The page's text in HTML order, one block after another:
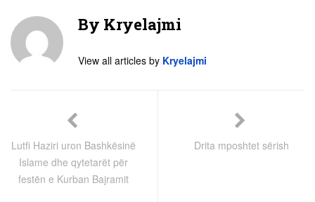
By Kryelajmi
View all articles by Kryelajmi
Lutfi Haziri uron Bashkësinë
Islame dhe qytetarët për
festën e Kurban Bajramit
Drita mposhtet sërish